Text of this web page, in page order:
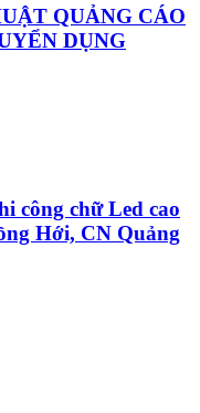
QUẢNG CÁO
DỤNG
công chữ Led cao
Hới, CN Quảng